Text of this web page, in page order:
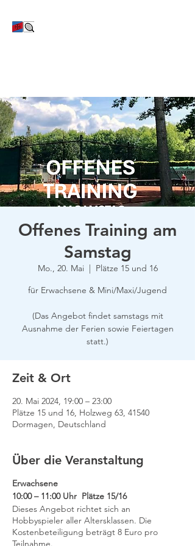
Offenes Training am
Samstag
Mo., 20. Mai
  |
Plätze 15 und 16
für Erwachsene & Mini/Maxi/Jugend
(Das Angebot findet samstags mit
Ausnahme der Ferien sowie Feiertagen
Zeit & Ort
20. Mai 2024, 19:00 – 23:00
Plätze 15 und 16, Holzweg 63, 41540
Dormagen, Deutschland
Über die Veranstaltung
Erwachsene
10:00 – 11:00 Uhr Plätze 15/16
Dieses Angebot richtet sich an
Hobbyspieler aller Altersklassen. Die
Kostenbeteiligung beträgt 8 Euro pro
Teilnahme.